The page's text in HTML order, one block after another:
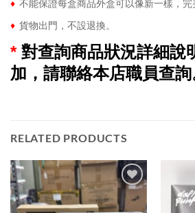
♦ 不能保證每盒商品外盒可以像新一樣，完
♦ 貨物出門，不設退換。
* 對查詢商品狀況詳細說
加，請聯絡本店職員查詢
RELATED PRODUCTS